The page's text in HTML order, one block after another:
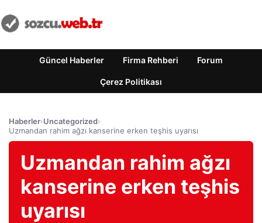
Güncel Haberler Firma Rehberi Forum
Çerez Politikası
Haberler›Uncategorized›
Uzmandan rahim ağzı kanserine erken teşhis uyarısı
Uzmandan rahim ağzı
kanserine erken teşhis
uyarısı